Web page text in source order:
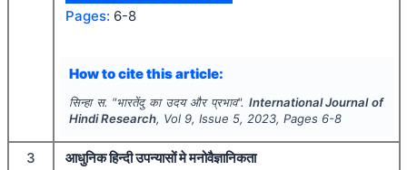
Pages: 6-8
How to cite this article:
सिन्हा स. "भारतेंदु का उदय और प्रभाव". International Journal of
Hindi Research, Vol 9, Issue 5, 2023, Pages 6-8
3
आधुनिक हिन्दी उपन्यासों मे मनोवैज्ञानिकता